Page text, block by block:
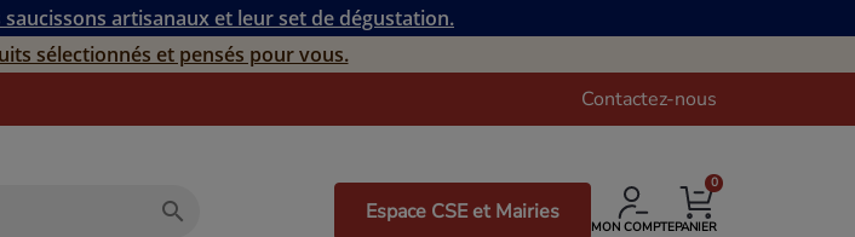
artisanaux et leur set de dégustation.
sélectionnés et pensés pour vous.
Contactez-nous
search Espace CSE et Mairies
MON COMPTEPANIER
0